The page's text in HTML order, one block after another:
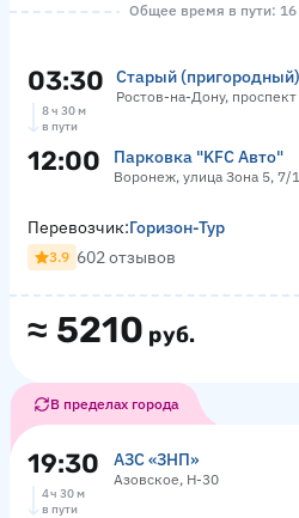
Общее время в пути: 16
03:30 Старый
Ростов-на-Дону,
8 ч 30 м
в пути
12:00 Парковка "KFC Авто"
Воронеж, улица Зона 5, 7/1
≈ 5210 руб.
Перевозчик:Горизон-Тур
3.9 602 отзывов
В пределах города
19:30 АЗС «ЗНП»
Азовское, Н-30
4 ч 30 м
в пути